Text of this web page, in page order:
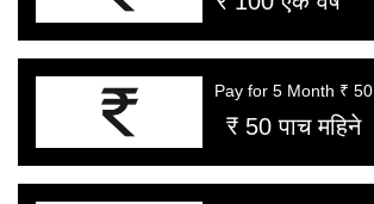
Pay for 5 Month ₹ 50
₹ 50 पाच महिने